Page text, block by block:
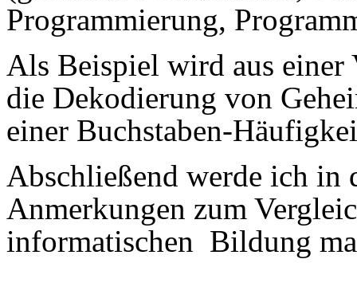
Programmierung,
Als Beispiel wird aus
die Dekodierung von
einer Buchstaben-
Abschließend werde ich in
Anmerkungen zum
informatischen Bildung